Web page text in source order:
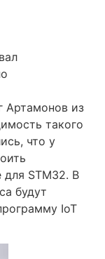
Артамонов из
такого
что у
для STM32. В
будут
IoT